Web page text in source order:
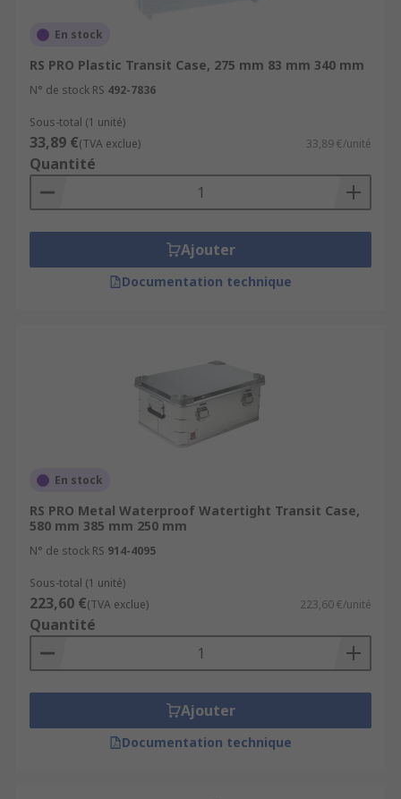
En stock
RS PRO Plastic Transit Case, 275 mm 83 mm 340 mm
N° de stock RS 492-7836
Sous-total (1 unité)
33,89 €(TVA exclue) 33,89 €/unité
Quantité
Ajouter
Documentation technique
En stock
RS PRO Metal Waterproof Watertight Transit Case,
580 mm 385 mm 250 mm
N° de stock RS 914-4095
Sous-total (1 unité)
223,60 €(TVA exclue) 223,60 €/unité
Quantité
Ajouter
Documentation technique